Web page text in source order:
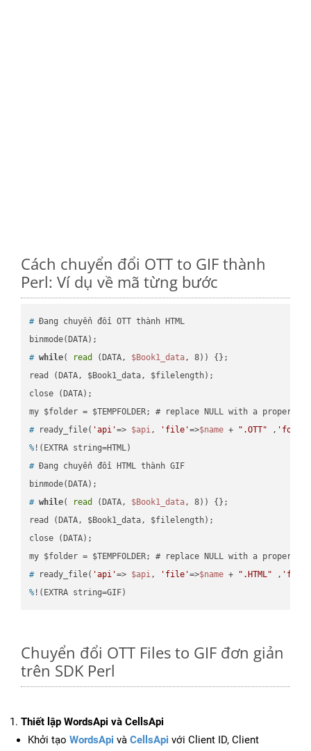
Cách chuyển đổi OTT to GIF thành
Perl: Ví dụ về mã từng bước
# Đang chuyển đổi OTT thành HTML
# while( read (DATA, $Book1_data, 8)) {};
read (DATA, $Book1_data, $filelength);
close (DATA);
# ready_file( 'api'=> $api, 'file'=>$name + ".OTT" ,
% !(EXTRA string=HTML)
# Đang chuyển đổi HTML thành GIF
# while( read (DATA, $Book1_data, 8)) {};
read (DATA, $Book1_data, $filelength);
close (DATA);
# ready_file( 'api'=> $api, 'file'=>$name + ".HTML" ,
% !(EXTRA string=GIF)
Chuyển đổi OTT Files to GIF đơn giản
trên SDK Perl
Thiết lập WordsApi và CellsApi
Khởi tạo WordsApi và CellsApi với Client ID, Client